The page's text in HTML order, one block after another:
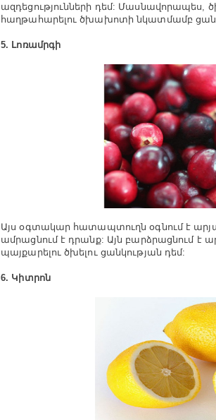
ազդեցությունների դեմ: Մասնավորապես,
հաղթահարելու ծխախոտի նկատմամբ
5. Լոռամրգի
Այս օգտակար հատապտուղն օգնում է
ամրացնում է դրանք: Այն բարձրացնում է
պայքարելու ծխելու ցանկության դեմ:
6. Կիտրոն